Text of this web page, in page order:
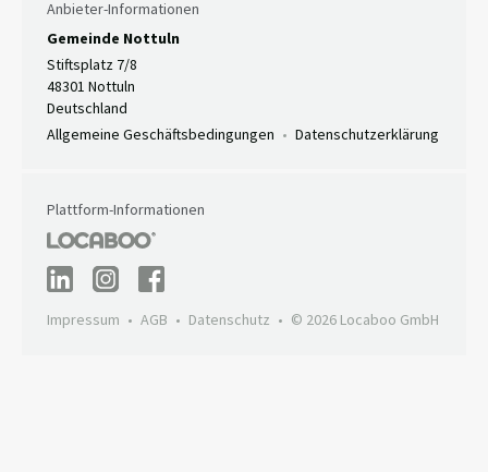
Anbieter-Informationen
Gemeinde Nottuln
Stiftsplatz 7/8
48301 Nottuln
Deutschland
Allgemeine Geschäftsbedingungen
Datenschutzerklärung
Plattform-Informationen
Impressum AGB Datenschutz © 2026 Locaboo GmbH